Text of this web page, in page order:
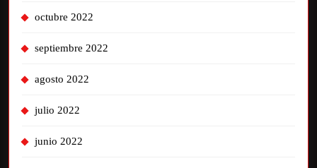
octubre 2022
septiembre 2022
agosto 2022
julio 2022
junio 2022